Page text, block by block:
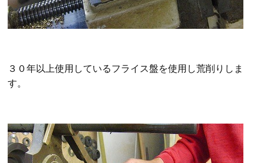
３０年以上使用しているフライス盤を使用し荒削りしま
す。